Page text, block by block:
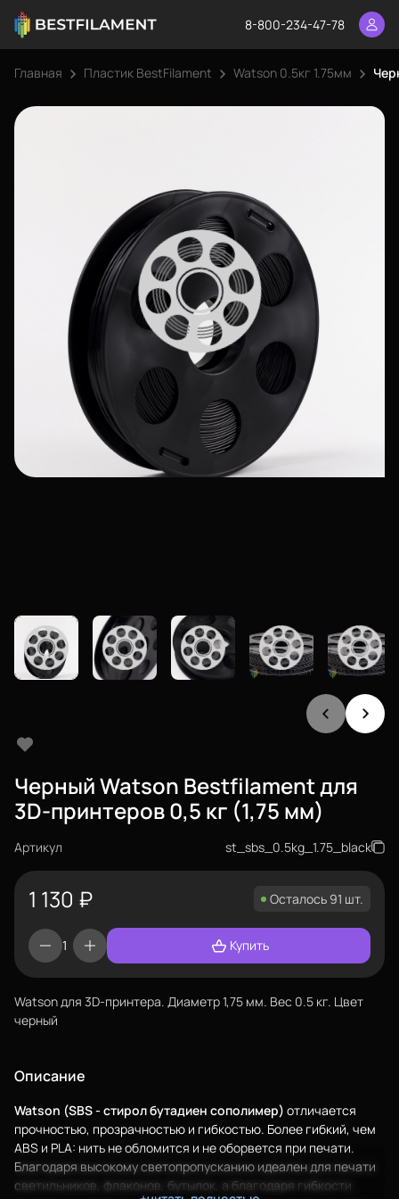
8-800-234-47-78
Главная Пластик BestFilament Watson 0.5кг 1.75мм
Черный Watson Bestfilament для
3D-принтеров 0,5 кг (1,75 мм)
Артикул st_sbs_0.5kg_1.75_black
1 130 ₽ Осталось 91 шт.
Купить
Watson для 3D-принтера. Диаметр 1,75 мм. Вес 0.5 кг. Цвет
черный
Описание
Watson (SBS - стирол бутадиен сополимер) отличается
прочностью, прозрачностью и гибкостью. Более гибкий, чем
ABS и PLA: нить не обломится и не оборвется при печати.
Благодаря высокому светопропусканию идеален для печати
светильников, флаконов, бутылок, а благодаря гибкости